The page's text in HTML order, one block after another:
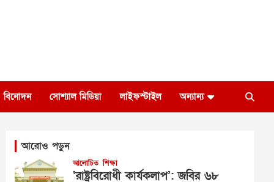
বিনোদন সোশ্যাল মিডিয়া লাইফস্টাইল অন্যান্য
আরোও পড়ুন
আলোচিত শিক্ষা
‘রাষ্ট্রবিরোধী কার্যকলাপ’: জবির ৬৮